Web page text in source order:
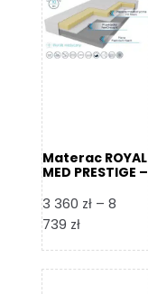
7
000 zł
Materac ROYAL
MED PRESTIGE –
3 360 zł – 8
739 złZakres
od